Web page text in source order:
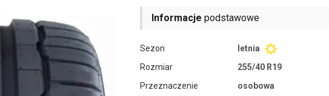
Informacje podstawowe
Sezon
letnia
Rozmiar
255/40 R19
Przeznaczenie
osobowa